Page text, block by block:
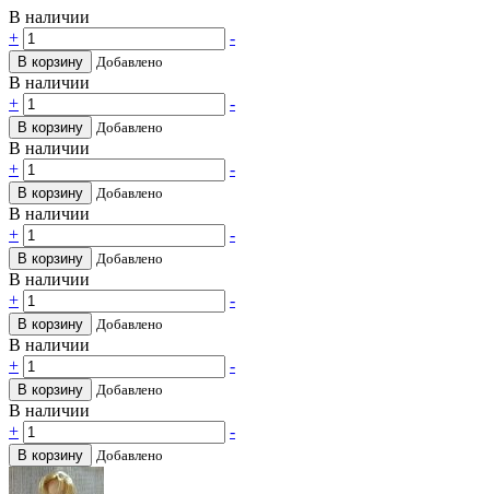
В наличии
+
-
В корзину Добавлено
В наличии
+
-
В корзину Добавлено
В наличии
+
-
В корзину Добавлено
В наличии
+
-
В корзину Добавлено
В наличии
+
-
В корзину Добавлено
В наличии
+
-
В корзину Добавлено
В наличии
+
-
В корзину Добавлено